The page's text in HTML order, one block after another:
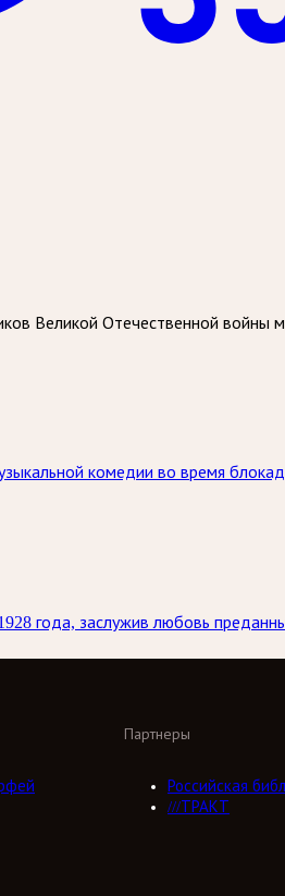
Великой Отечественной
комедии во время
года, заслужив любовь
Партнеры
Российская
///ТРАКТ